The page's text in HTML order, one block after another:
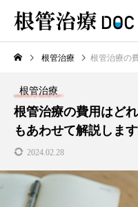
TOP 根管治療
新着記事
根管治療
根管治療 根管治療の費用
根管治療
根管治療の費用はど
もあわせて解説します
2024.02.28